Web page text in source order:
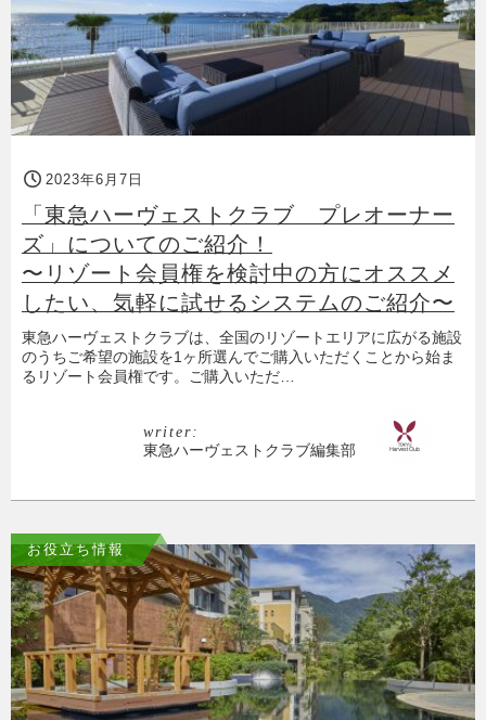
2023年6月7日
「東急ハーヴェストクラブ プレオーナー
ズ」についてのご紹介！
〜リゾート会員権を検討中の方にオススメ
したい、気軽に試せるシステムのご紹介〜
東急ハーヴェストクラブは、全国のリゾートエリアに広がる施設
のうちご希望の施設を1ヶ所選んでご購入いただくことから始ま
るリゾート会員権です。ご購入いただ…
writer:
東急ハーヴェストクラブ編集部
お役立ち情報